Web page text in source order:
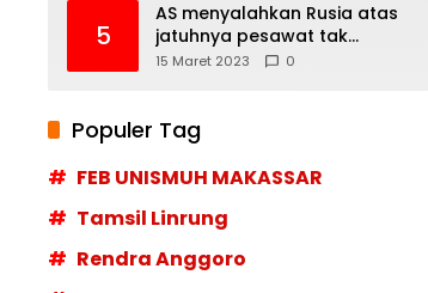
5
AS menyalahkan Rusia atas
jatuhnya pesawat tak
berawak di Laut Hitam,
15 Maret 2023 0
Populer Tag
FEB UNISMUH MAKASSAR
Tamsil Linrung
Rendra Anggoro